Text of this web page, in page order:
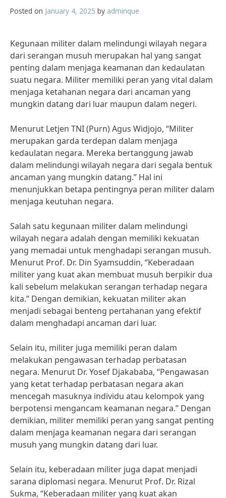
Posted on January 4, 2025 by adminque
Kegunaan militer dalam melindungi wilayah negara
dari serangan musuh merupakan hal yang sangat
penting dalam menjaga keamanan dan kedaulatan
suatu negara. Militer memiliki peran yang vital dalam
menjaga ketahanan negara dari ancaman yang
mungkin datang dari luar maupun dalam negeri.
Menurut Letjen TNI (Purn) Agus Widjojo, “Militer
merupakan garda terdepan dalam menjaga
kedaulatan negara. Mereka bertanggung jawab
dalam melindungi wilayah negara dari segala bentuk
ancaman yang mungkin datang.” Hal ini
menunjukkan betapa pentingnya peran militer dalam
menjaga keutuhan negara.
Salah satu kegunaan militer dalam melindungi
wilayah negara adalah dengan memiliki kekuatan
yang memadai untuk menghadapi serangan musuh.
Menurut Prof. Dr. Din Syamsuddin, “Keberadaan
militer yang kuat akan membuat musuh berpikir dua
kali sebelum melakukan serangan terhadap negara
kita.” Dengan demikian, kekuatan militer akan
menjadi sebagai benteng pertahanan yang efektif
dalam menghadapi ancaman dari luar.
Selain itu, militer juga memiliki peran dalam
melakukan pengawasan terhadap perbatasan
negara. Menurut Dr. Yosef Djakababa, “Pengawasan
yang ketat terhadap perbatasan negara akan
mencegah masuknya individu atau kelompok yang
berpotensi mengancam keamanan negara.” Dengan
demikian, militer memiliki peran yang sangat penting
dalam menjaga keamanan negara dari serangan
musuh yang mungkin datang dari luar.
Selain itu, keberadaan militer juga dapat menjadi
sarana diplomasi negara. Menurut Prof. Dr. Rizal
Sukma, “Keberadaan militer yang kuat akan